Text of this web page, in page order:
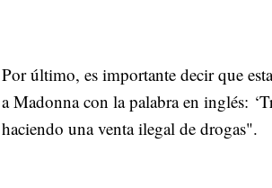
Por último, es importante decir que
a Madonna con la palabra en inglés:
haciendo una venta ilegal de drogas".